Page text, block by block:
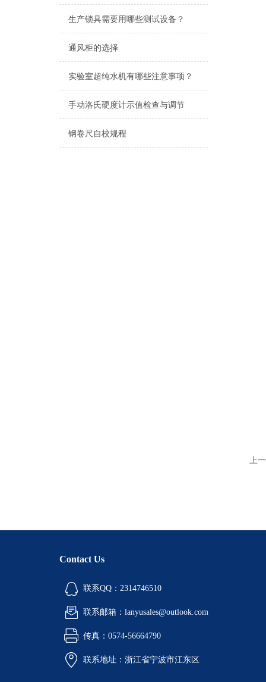
生产锁具需要用哪些测试设备？
通风柜的选择
实验室超纯水机有哪些注意事项？
手动洛氏硬度计示值检查与调节
钢卷尺自校规程
上
Contact Us
联系QQ：2314746510
联系邮箱：lanyusales@outlook.com
传真：0574-56664790
联系地址：浙江省宁波市江东区